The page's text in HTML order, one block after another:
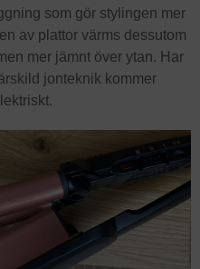
som gör stylingen mer
av plattor värms dessutom
mer jämnt över ytan. Har
jonteknik kommer